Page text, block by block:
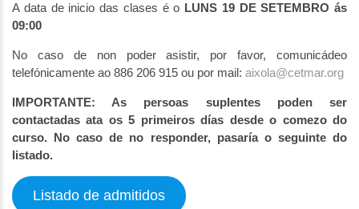
A data de inicio das clases é o LUNS 19 DE SETEMBRO ás
09:00
No caso de non poder asistir, por favor, comunicádeo
telefónicamente ao 886 206 915 ou por mail: aixola@cetmar.org
IMPORTANTE: As persoas suplentes poden ser
contactadas ata os 5 primeiros días desde o comezo do
curso. No caso de no responder, pasaría o seguinte do
listado.
Listado de admitidos